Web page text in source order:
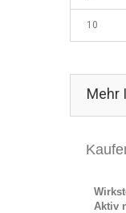
10
Mehr
Aktiv